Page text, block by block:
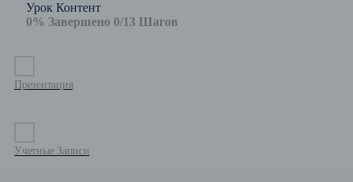
Урок Контент
0% Завершено 0/13 Шагов
Презентация
Учетные Записи